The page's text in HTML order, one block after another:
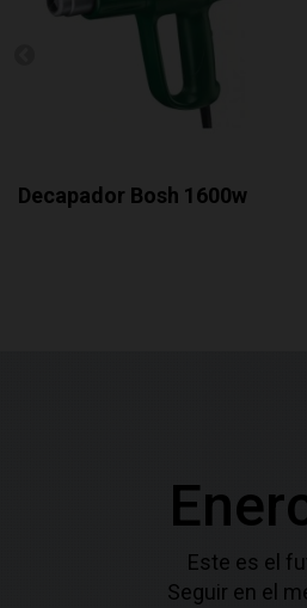
Decapador Bosh 1600w
Este es el
Seguir en el